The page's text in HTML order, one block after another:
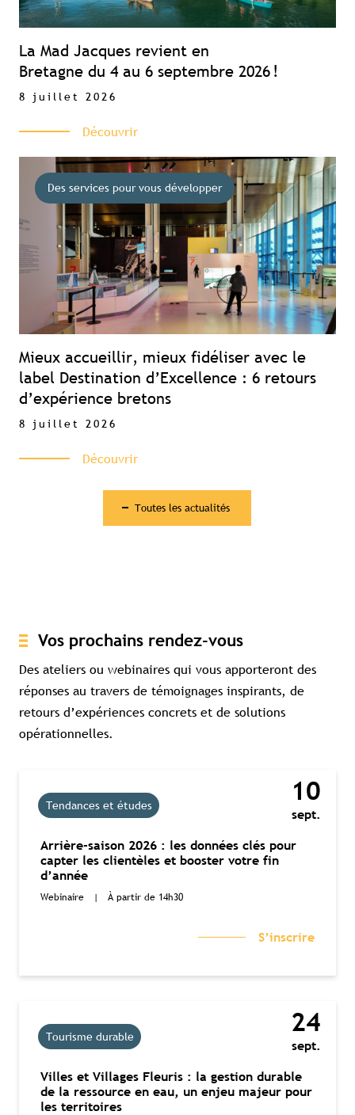
La Mad Jacques revient en
Bretagne du 4 au 6 septembre 2026 !
8 juillet 2026
Découvrir
Des services pour vous développer
Mieux accueillir, mieux fidéliser avec le
label Destination d’Excellence : 6 retours
d’expérience bretons
8 juillet 2026
Découvrir
Toutes les actualités
Vos prochains rendez-vous
Des ateliers ou webinaires qui vous apporteront des
réponses au travers de témoignages inspirants, de
retours d’expériences concrets et de solutions
opérationnelles.
Tendances et études
10
sept.
Arrière-saison 2026 : les données clés pour
capter les clientèles et booster votre fin
d’année
Webinaire | À partir de 14h30
S’inscrire
Tourisme durable
24
sept.
Villes et Villages Fleuris : la gestion durable
de la ressource en eau, un enjeu majeur pour
les territoires